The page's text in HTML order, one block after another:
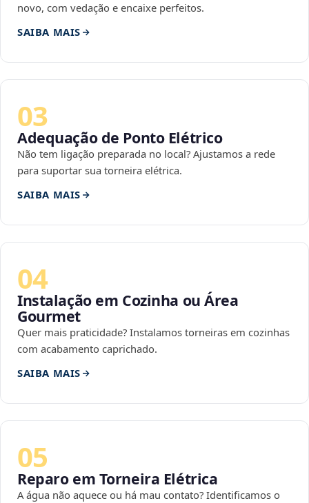
novo, com vedação e encaixe perfeitos.
SAIBA MAIS
03
Adequação de Ponto Elétrico
Não tem ligação preparada no local? Ajustamos a rede
para suportar sua torneira elétrica.
SAIBA MAIS
04
Instalação em Cozinha ou Área
Gourmet
Quer mais praticidade? Instalamos torneiras em cozinhas
com acabamento caprichado.
SAIBA MAIS
05
Reparo em Torneira Elétrica
A água não aquece ou há mau contato? Identificamos o